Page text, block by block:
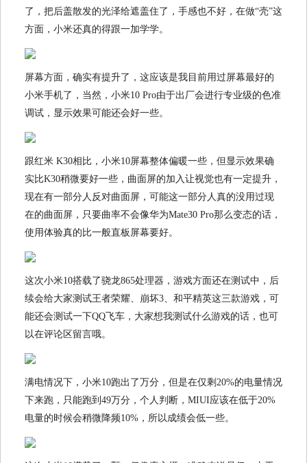
了，把后盖散发的光泽给遮盖住了，手感也不好，在做“壳”这
方面，小米还真的得跟一加学学。
屏幕方面，确实有提升了，这应该是我目前用过屏幕最好的
小米手机了，当然，小米10 Pro由于出厂会进行专业级的色准
调试，显示效果可能还会好一些。
跟红米 K30相比，小米10屏幕整体偏暖一些，但显示效果确
实比K30稍微要好一些，曲面屏的加入让视觉也有一定提升，
现在有一部分人反对曲面屏，可能这一部分人真的没用过现
在的曲面屏，只要曲率不会像华为Mate30 Pro那么变态的话，
使用体验真的比一般直板屏幕要好。
这次小米10搭载了骁龙865处理器，游戏方面还在测试中，后
续会给大家测试王者荣耀、崩坏3、和平精英这三款游戏，可
能还会测试一下QQ飞车，大家想我测试什么游戏的话，也可
以在评论区留言哦。
满电情况下，小米10跑出了万分，但是在仅剩20%的电量情况
下来跑，只能跑到49万分，个人判断，MIUI应该在低于20%
电量的时候会稍微降频10%，所以成绩会低一些。